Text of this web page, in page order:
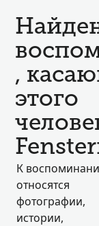
,
этого
К
относятся
фотографии,
истории,